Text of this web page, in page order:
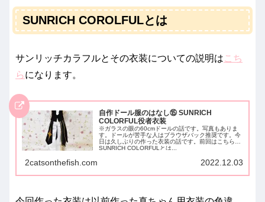
SUNRICH COROLFULとは
サンリッチカラフルとその衣装についての説明はこち
らになります。
自作ドール服のはなし⑮ SUNRICH
COLORFUL役者衣装
※ガラスの眼の60cmドールの話です。写真もありま
す。ドールが苦手な人はブラウザバック推奨です。今
日は久しぶりの作った衣装の話です。前回はこちら。
SUNRICH COLORFULとは...
2catsonthefish.com 2022.12.03